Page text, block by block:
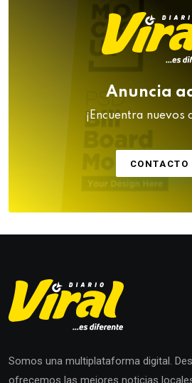
Anuncia
¡Encuentra nuevos
CONTACTO
Somos una multiplataforma digital.
ofrecemos las mejores noticias